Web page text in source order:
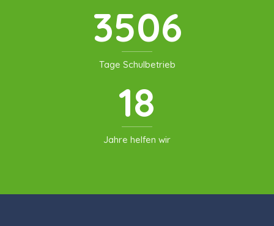
3506
Tage Schulbetrieb
18
Jahre helfen wir